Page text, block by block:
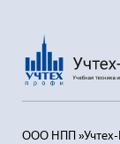
ООО НПП »Учтех-